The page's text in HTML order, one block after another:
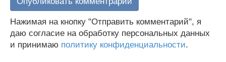
Нажимая на кнопку "Отправить комментарий", я
даю согласие на обработку персональных данных
и принимаю политику конфиденциальности.